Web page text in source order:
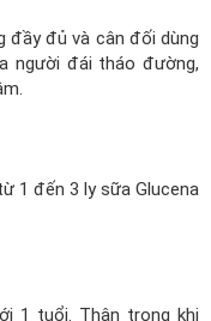
đầy đủ và cân đối dùng
người đái tháo đường,
1 đến 3 ly sữa Glucena
1 tuổi. Thận trọng khi